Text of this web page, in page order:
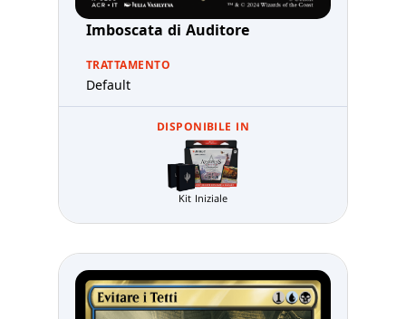
Imboscata di Auditore
TRATTAMENTO
Default
DISPONIBILE IN
Kit Iniziale